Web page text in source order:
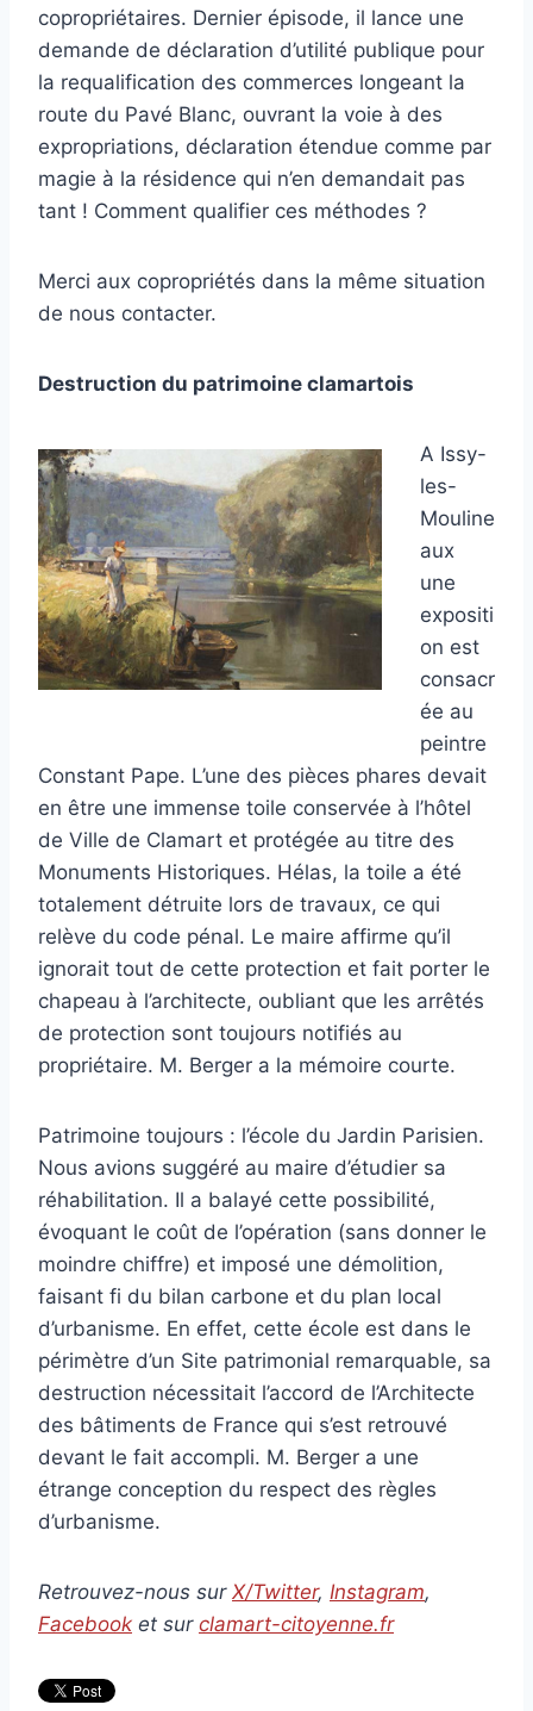
copropriétaires. Dernier épisode, il lance une
demande de déclaration d’utilité publique pour
la requalification des commerces longeant la
route du Pavé Blanc, ouvrant la voie à des
expropriations, déclaration étendue comme par
magie à la résidence qui n’en demandait pas
tant ! Comment qualifier ces méthodes ?
Merci aux copropriétés dans la même situation
de nous contacter.
Destruction du patrimoine clamartois
A Issy-
les-
Mouline
aux
une
expositi
on est
consacr
ée au
peintre
Constant Pape. L’une des pièces phares devait
en être une immense toile conservée à l’hôtel
de Ville de Clamart et protégée au titre des
Monuments Historiques. Hélas, la toile a été
totalement détruite lors de travaux, ce qui
relève du code pénal. Le maire affirme qu’il
ignorait tout de cette protection et fait porter le
chapeau à l’architecte, oubliant que les arrêtés
de protection sont toujours notifiés au
propriétaire. M. Berger a la mémoire courte.
Patrimoine toujours : l’école du Jardin Parisien.
Nous avions suggéré au maire d’étudier sa
réhabilitation. Il a balayé cette possibilité,
évoquant le coût de l’opération (sans donner le
moindre chiffre) et imposé une démolition,
faisant fi du bilan carbone et du plan local
d’urbanisme. En effet, cette école est dans le
périmètre d’un Site patrimonial remarquable, sa
destruction nécessitait l’accord de l’Architecte
des bâtiments de France qui s’est retrouvé
devant le fait accompli. M. Berger a une
étrange conception du respect des règles
d’urbanisme.
Retrouvez-nous sur X/Twitter, Instagram,
Facebook et sur clamart-citoyenne.fr